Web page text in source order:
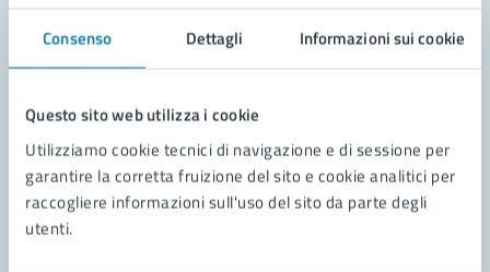
Consenso Dettagli Informazioni sui cookie
Questo sito web utilizza i cookie
Utilizziamo cookie tecnici di navigazione e di sessione per
garantire la corretta fruizione del sito e cookie analitici per
raccogliere informazioni sull'uso del sito da parte degli
utenti.
Leggi le domande frequenti
Richiedi assistenza
Prenota appuntamento
Problemi in città